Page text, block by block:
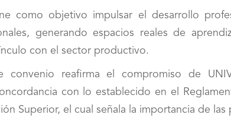
como objetivo impulsar el desarrollo
generando espacios reales de
con el sector productivo.
convenio reafirma el compromiso de
con lo establecido en el
Superior, el cual señala la importancia de